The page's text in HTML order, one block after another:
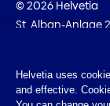
© 2026 Helvetia
St. Alban-Anlage
Impressum
Helvetia uses
and effective.